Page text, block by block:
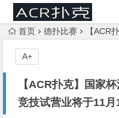
首页 德扑比赛 【ACR扑克
【ACR扑克】国家
竞技试营业将于11
A+